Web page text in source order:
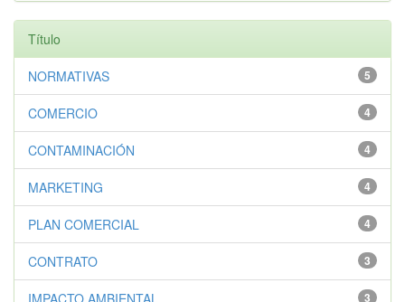
Título
5
NORMATIVAS
4
COMERCIO
4
CONTAMINACIÓN
4
MARKETING
4
PLAN COMERCIAL
3
CONTRATO
3
IMPACTO AMBIENTAL